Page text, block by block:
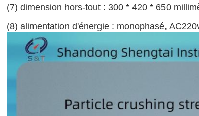
(7) dimension hors-tout : 300 * 420 * 650
(8) alimentation d'énergie : monophasé,